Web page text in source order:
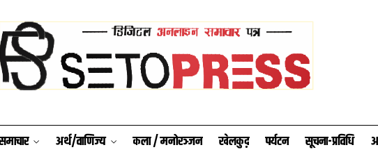
अर्थ/वाणिज्य कला / मनोरञ्जन खेलकुद़़ पर्यटन सूचना-प्रविधि